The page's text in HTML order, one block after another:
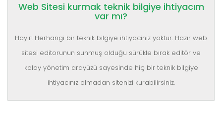
Web Sitesi kurmak teknik bilgiye ihtiyacım
var mı?
Hayır! Herhangi bir teknik bilgiye ihtiyaciniz yoktur. Hazır web
sitesi editorunun sunmuş olduğu sürükle bırak editör ve
kolay yönetim arayüzü sayesinde hiç bir teknik bilgiye
ihtiyacınız olmadan sitenizi kurabilirsiniz.